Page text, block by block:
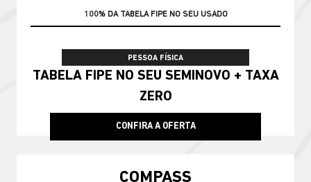
100% DA TABELA FIPE NO SEU USADO
PESSOA FÍSICA
TABELA FIPE NO SEU SEMINOVO + TAXA
ZERO
CONFIRA A OFERTA
COMPASS